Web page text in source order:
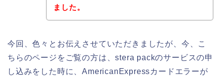
ました。
今回、色々とお伝えさせていただきましたが、今、こ
ちらのページをご覧の方は、stera packのサービスの申
し込みをした時に、AmericanExpressカードエラーが